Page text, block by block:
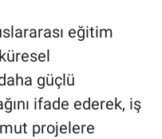
eğitim
güçlü
ifade ederek, iş
projelere